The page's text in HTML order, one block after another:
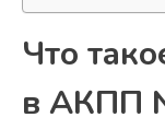
Что
в АКПП